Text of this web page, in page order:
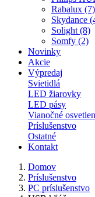
Rabalux (7)
Skydance
Solight (8)
Somfy (2)
Novinky
Akcie
Výpredaj
Svietidlá
LED žiarovky
LED pásy
Vianočné
Príslušenstvo
Ostatné
Kontakt
Domov
Príslušenstvo
PC príslušenstvo